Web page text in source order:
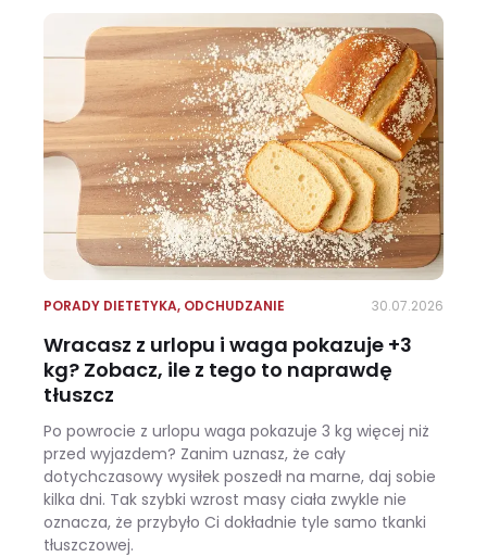
PORADY DIETETYKA, ODCHUDZANIE 30.07.2026
Wracasz z urlopu i waga pokazuje +3
kg? Zobacz, ile z tego to naprawdę
tłuszcz
Po powrocie z urlopu waga pokazuje 3 kg więcej niż
przed wyjazdem? Zanim uznasz, że cały
dotychczasowy wysiłek poszedł na marne, daj sobie
kilka dni. Tak szybki wzrost masy ciała zwykle nie
oznacza, że przybyło Ci dokładnie tyle samo tkanki
tłuszczowej.